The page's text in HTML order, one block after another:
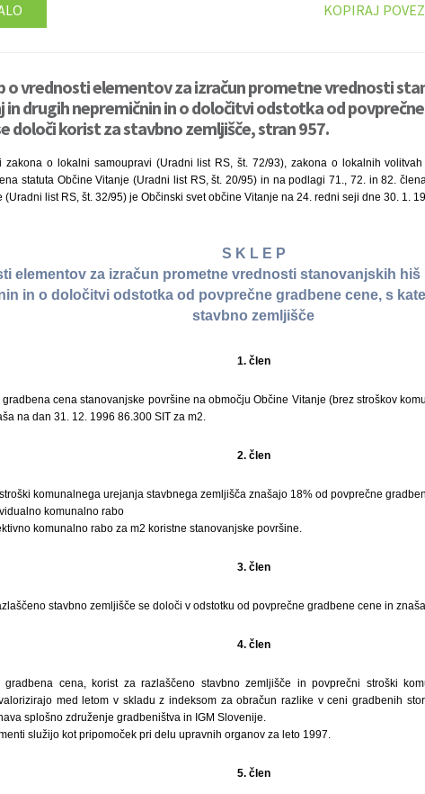
KOPIRAJ
o vrednosti elementov za izračun prometne vrednosti
in drugih nepremičnin in o določitvi odstotka od
določi korist za stavbno zemljišče, stran 957.
zakona o lokalni samoupravi (Uradni list RS, št. 72/93), zakona o lokalnih
statuta Občine Vitanje (Uradni list RS, št. 20/95) in na podlagi 71., 72. in 82.
(Uradni list RS, št. 32/95) je Občinski svet občine Vitanje na 24. redni seji dne 30. 1.
S K L E P
elementov za izračun prometne vrednosti stanovanjskih
in o določitvi odstotka od povprečne gradbene cene, s
stavbno zemljišče
1. člen
gradbena cena stanovanjske površine na območju Občine Vitanje (brez stroškov
na dan 31. 12. 1996 86.300 SIT za m2.
2. člen
komunalnega urejanja stavbnega zemljišča znašajo 18% od povprečne
komunalno rabo
komunalno rabo za m2 koristne stanovanjske površine.
3. člen
stavbno zemljišče se določi v odstotku od povprečne gradbene cene in
4. člen
gradbena cena, korist za razlaščeno stavbno zemljišče in povprečni stroški
med letom v skladu z indeksom za obračun razlike v ceni gradbenih
splošno združenje gradbeništva in IGM Slovenije.
služijo kot pripomoček pri delu upravnih organov za leto 1997.
5. člen